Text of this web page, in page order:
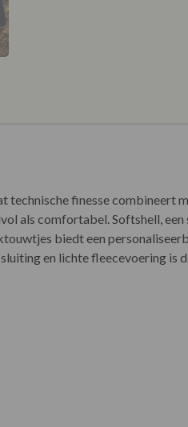
finesse combineert
als comfortabel. Softshell,
biedt een
en lichte fleecevoering is